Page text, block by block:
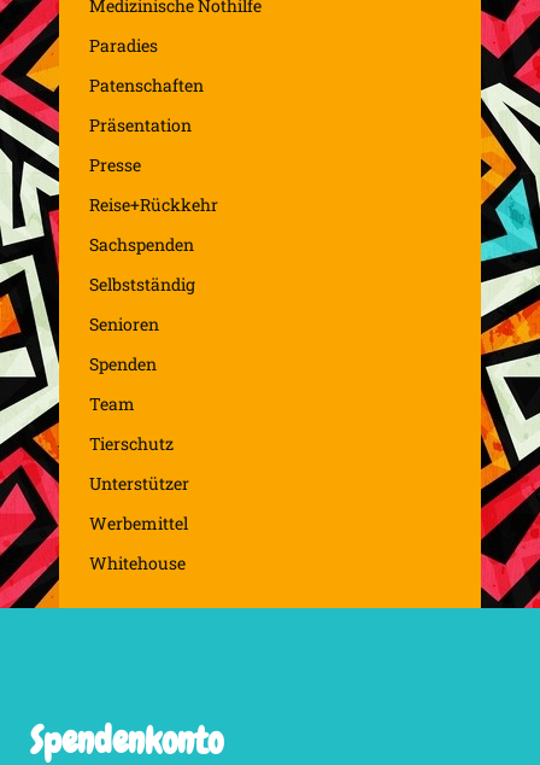
Medizinische Nothilfe
Paradies
Patenschaften
Präsentation
Presse
Reise+Rückkehr
Sachspenden
Selbstständig
Senioren
Spenden
Team
Tierschutz
Unterstützer
Werbemittel
Whitehouse
Spendenkonto